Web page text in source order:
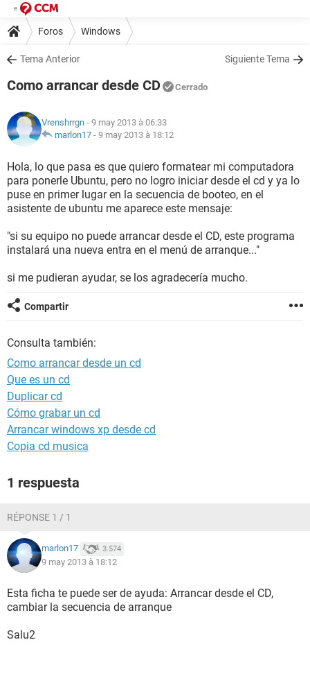
Foros Windows
Tema Anterior Siguiente Tema
Como arrancar desde CD Cerrado
Vrenshrrgn - 9 may 2013 à 06:33
marlon17 - 9 may 2013 à 18:12
Hola, lo que pasa es que quiero formatear mi computadora
para ponerle Ubuntu, pero no logro iniciar desde el cd y ya lo
puse en primer lugar en la secuencia de booteo, en el
asistente de ubuntu me aparece este mensaje:
"si su equipo no puede arrancar desde el CD, este programa
instalará una nueva entra en el menú de arranque..."
si me pudieran ayudar, se los agradecería mucho.
Compartir
Consulta también:
Como arrancar desde un cd
Que es un cd
Duplicar cd
Cómo grabar un cd
Arrancar windows xp desde cd
Copia cd musica
1 respuesta
RÉPONSE 1 / 1
marlon17 3.574
9 may 2013 à 18:12
Esta ficha te puede ser de ayuda: Arrancar desde el CD,
cambiar la secuencia de arranque
Salu2